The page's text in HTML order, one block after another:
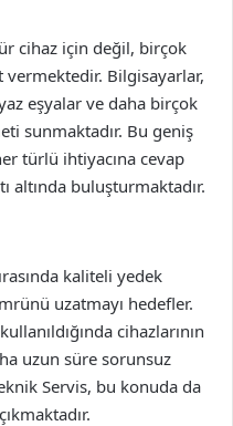
cihaz için değil, birçok
Bilgisayarlar,
eşyalar ve daha birçok
sunmaktadır. Bu geniş
türlü ihtiyacına cevap
altında buluşturmaktadır.
kaliteli yedek
uzatmayı hedefler.
cihazlarının
uzun süre sorunsuz
Servis, bu konuda da